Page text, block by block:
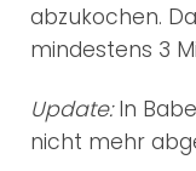
abzukochen.
mindestens 3
Update:In
nicht mehr